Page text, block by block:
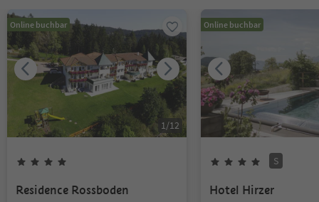
Online buchbar
1/12
Residence Rossboden
Online buchbar
S
Hotel Hirzer